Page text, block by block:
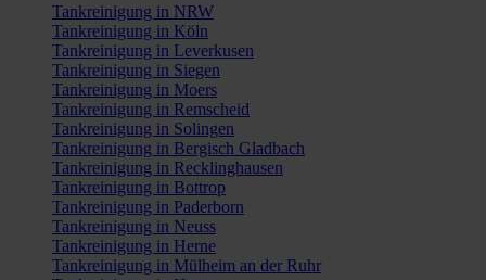
Tankreinigung in NRW
Tankreinigung in Köln
Tankreinigung in Leverkusen
Tankreinigung in Siegen
Tankreinigung in Moers
Tankreinigung in Remscheid
Tankreinigung in Solingen
Tankreinigung in Bergisch Gladbach
Tankreinigung in Recklinghausen
Tankreinigung in Bottrop
Tankreinigung in Paderborn
Tankreinigung in Neuss
Tankreinigung in Herne
Tankreinigung in Mülheim an der Ruhr